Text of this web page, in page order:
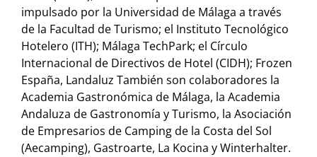
impulsado por la Universidad de Málaga a través
de la Facultad de Turismo; el Instituto Tecnológico
Hotelero (ITH); Málaga TechPark; el Círculo
Internacional de Directivos de Hotel (CIDH); Frozen
España, Landaluz También son colaboradores la
Academia Gastronómica de Málaga, la Academia
Andaluza de Gastronomía y Turismo, la Asociación
de Empresarios de Camping de la Costa del Sol
(Aecamping), Gastroarte, La Kocina y Winterhalter.